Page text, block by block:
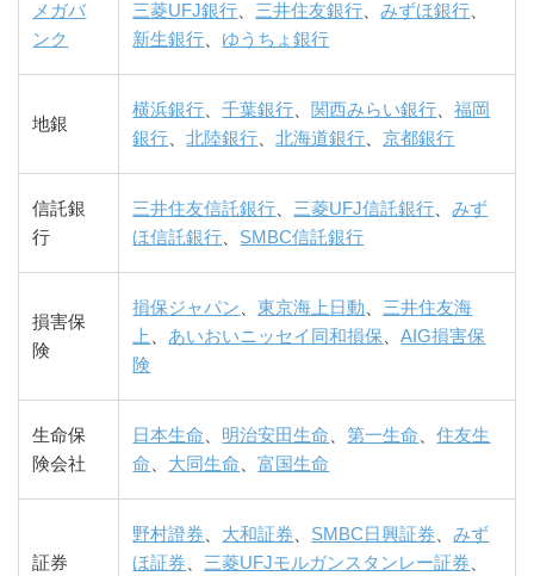
メガバ
ンク
三菱UFJ銀行 三井住友銀行 、みずほ銀行
新生銀行
ゆうちょ銀行
地銀
横浜銀行 、千葉銀行 関西みらい銀行 、福岡
銀行 、北陸銀行 、北海道銀行 、京都銀行
信託銀
行
三井住友信託銀行 三菱UFJ信託銀行 、みず
ほ信託銀行
SMBC信託銀行
損害保
険
損保ジャパン 、東京海上日動
三井住友海
上
あいおいニッセイ同和損保 、AIG損害保
険
生命保
険会社
日本生命 明治安田生命 、第一生命 、住友生
命
大同生命 、富国生命
証券
野村證券 大和証券 SMBC日興証券 、みず
ほ証券
三菱UFJモルガンスタンレー証券